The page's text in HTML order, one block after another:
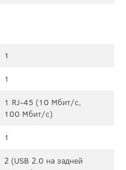
1
1
1 RJ-45 (10 Мбит/с,
100 Мбит/с)
1
2 (USB 2.0 на задней